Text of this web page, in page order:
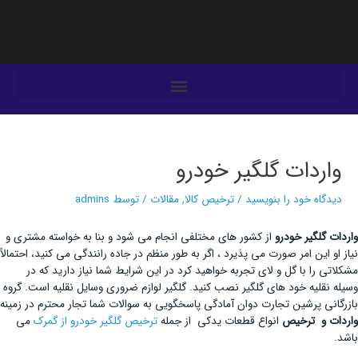
واردات گلگیر خودرو
دیدگاه‌ خود را بنویسید /ترخیص کالا,مقالات / توسط admins
واردات گلگیر خودرو از کشور های مختلفی انجام می شود و بنا به خواسته مشتری و
نیاز او این امر صورت می پذیرد ، اگر به طور منظم در جاده رانندگی می کنید، احتمالاً
مشکلاتی را با گل و لای تجربه خواهید کرد در این شرایط شما نیاز دارید که در
وسیله نقلیه خود های گلگیر نصب کنید. گلگیر لوازم ضروری وسایل نقلیه است. گروه
بازرگانی پرشین تجارت دوان آمادگی پاسخگویی به سوالات شما تجار محترم در زمینه
واردات و ترخیص انواع قطعات یدکی از جملهترخیص گلگیر خودرو از گمرکمی
باشد.